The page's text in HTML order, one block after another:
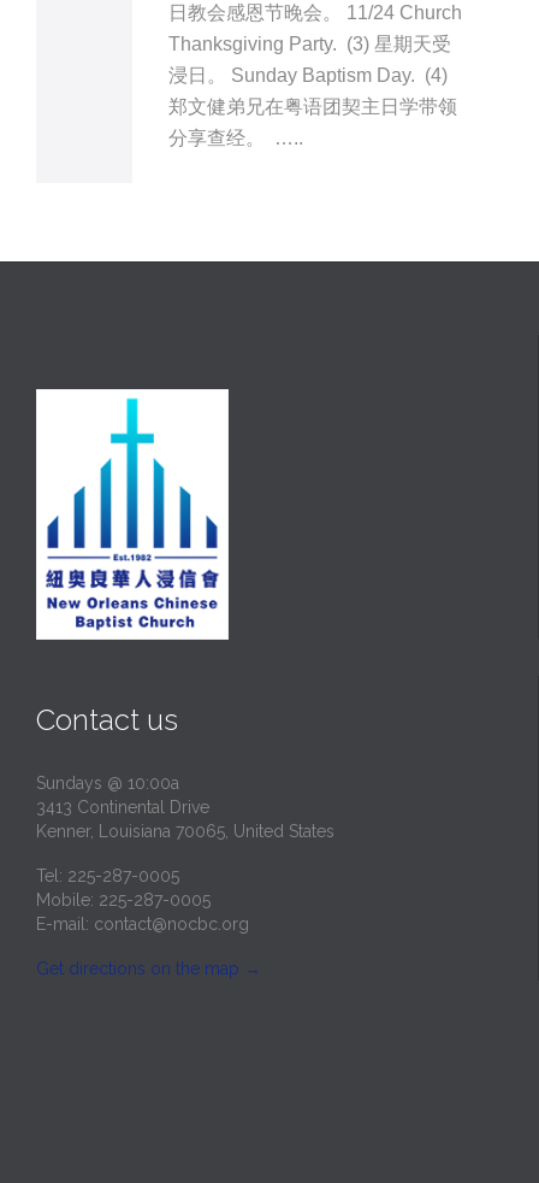
日教会感恩节晚会。 11/24 Church
Thanksgiving Party. (3) 星期天受
浸日。 Sunday Baptism Day. (4)
郑文健弟兄在粤语团契主日学带领
分享查经。 …..
Contact us
Sundays @ 10:00a
3413 Continental Drive
Kenner, Louisiana 70065, United States
Tel: 225-287-0005
Mobile: 225-287-0005
E-mail: contact@nocbc.org
Get directions on the map →